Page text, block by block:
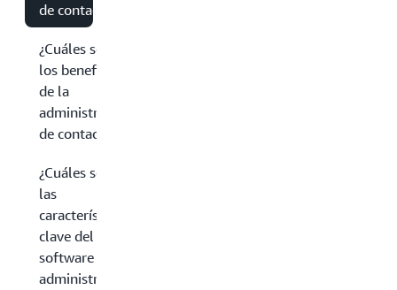
de contactos?
¿Cuáles son
los beneficios
de la
administración
de contactos?
¿Cuáles son
las
características
clave del
software de
administración